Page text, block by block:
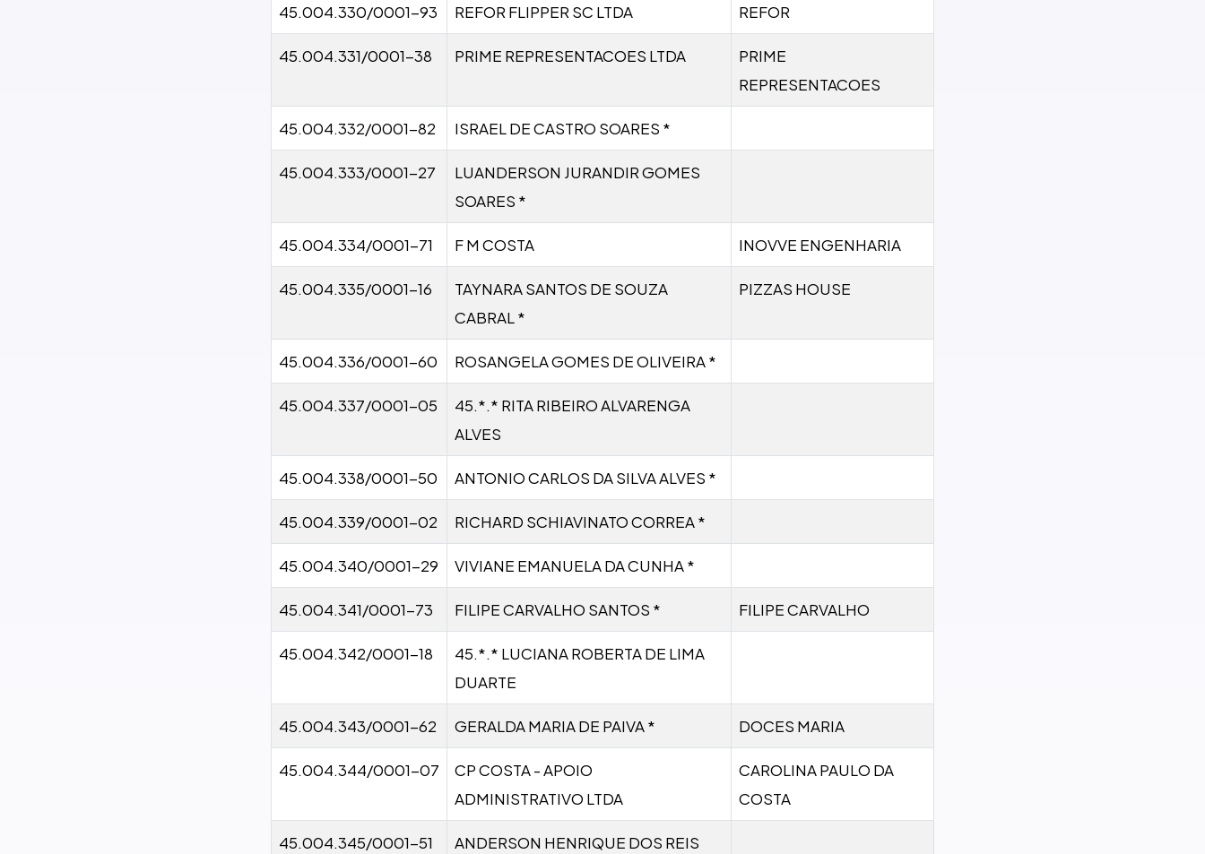
45.004.330/0001-93 REFOR FLIPPER SC LTDA REFOR
45.004.331/0001-38 PRIME REPRESENTACOES LTDA
PRIME
REPRESENTACOES
45.004.332/0001-82 ISRAEL DE CASTRO SOARES *
45.004.333/0001-27
LUANDERSON JURANDIR GOMES
SOARES *
45.004.334/0001-71 F M COSTA INOVVE ENGENHARIA
45.004.335/0001-16
TAYNARA SANTOS DE SOUZA
CABRAL *
PIZZAS HOUSE
45.004.336/0001-60 ROSANGELA GOMES DE OLIVEIRA *
45.004.337/0001-05
45.*.* RITA RIBEIRO ALVARENGA
ALVES
45.004.338/0001-50 ANTONIO CARLOS DA SILVA ALVES *
45.004.339/0001-02 RICHARD SCHIAVINATO CORREA *
45.004.340/0001-29 VIVIANE EMANUELA DA CUNHA *
45.004.341/0001-73 FILIPE CARVALHO SANTOS * FILIPE CARVALHO
45.004.342/0001-18
45.*.* LUCIANA ROBERTA DE LIMA
DUARTE
45.004.343/0001-62 GERALDA MARIA DE PAIVA * DOCES MARIA
45.004.344/0001-07
CP COSTA - APOIO
ADMINISTRATIVO LTDA
CAROLINA PAULO DA
COSTA
45.004.345/0001-51 ANDERSON HENRIQUE DOS REIS